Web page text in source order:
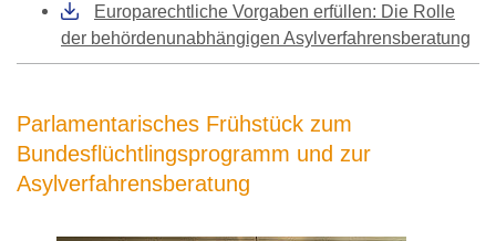
Europarechtliche Vorgaben erfüllen: Die Rolle
der behördenunabhängigen Asylverfahrensberatung
Parlamentarisches Frühstück zum
Bundesflüchtlingsprogramm und zur
Asylverfahrensberatung